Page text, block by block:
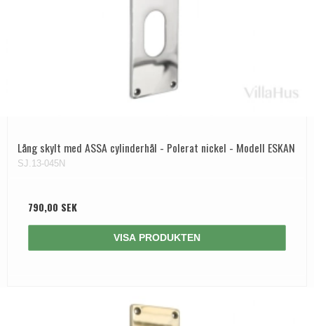
Lång skylt med ASSA cylinderhål - Polerat nickel - Modell ESKAN
SJ.13-045N
790,00 SEK
VISA PRODUKTEN